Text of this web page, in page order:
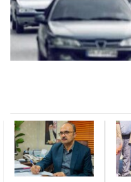
۳۰ بهمن ۱۴۰۴